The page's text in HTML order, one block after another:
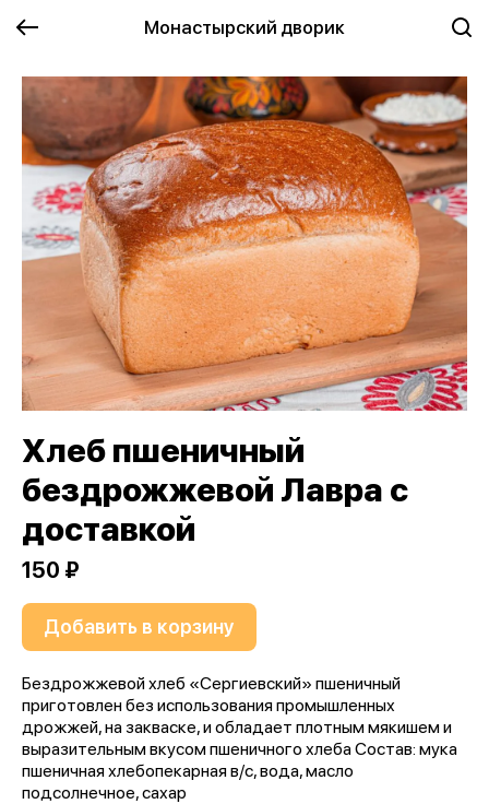
Монастырский дворик
Хлеб пшеничный
бездрожжевой Лавра с
доставкой
150 ₽
Добавить в корзину
Бездрожжевой хлеб «Сергиевский» пшеничный
приготовлен без использования промышленных
дрожжей, на закваске, и обладает плотным мякишем и
выразительным вкусом пшеничного хлеба Состав: мука
пшеничная хлебопекарная в/c, вода, масло
подсолнечное, сахар